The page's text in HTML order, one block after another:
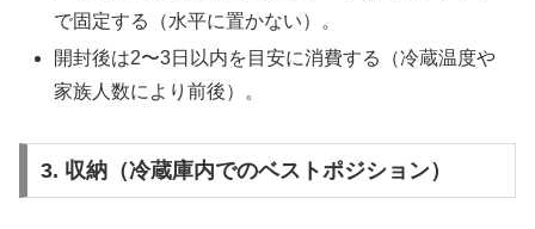
で固定する（水平に置かない）。
開封後は2〜3日以内を目安に消費する（冷蔵温度や
家族人数により前後）。
3. 収納（冷蔵庫内でのベストポジション）